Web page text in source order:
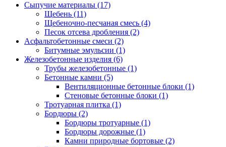
Сыпучие материалы (17)
Щебень (11)
Щебеночно-песчаная смесь (4)
Песок отсева дробления (2)
Асфальтобетонные смеси (2)
Битумные эмульсии (1)
Железобетонные изделия (6)
Трубы железобетонные (1)
Бетонные камни (5)
Вентиляционные бетонные блоки (1)
Стеновые бетонные блоки (1)
Тротуарная плитка (1)
Бордюры (2)
Бордюры тротуарные (1)
Бордюры дорожные (1)
Камни природные бортовые (2)